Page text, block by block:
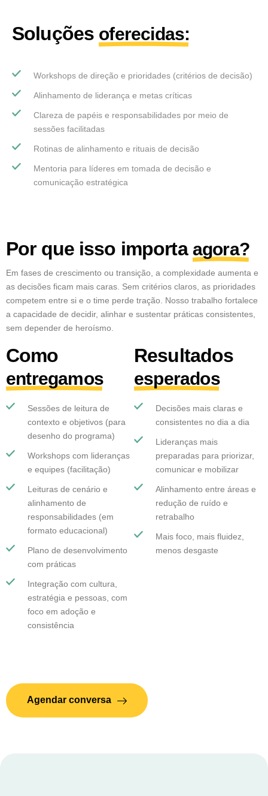
Soluções oferecidas:
Workshops de direção e prioridades (critérios de decisão)
Alinhamento de liderança e metas críticas
Clareza de papéis e responsabilidades por meio de
sessões facilitadas
Rotinas de alinhamento e rituais de decisão
Mentoria para líderes em tomada de decisão e
comunicação estratégica
Por que isso importa agora?
Em fases de crescimento ou transição, a complexidade aumenta e
as decisões ficam mais caras. Sem critérios claros, as prioridades
competem entre si e o time perde tração. Nosso trabalho fortalece
a capacidade de decidir, alinhar e sustentar práticas consistentes,
sem depender de heroísmo.
Como
entregamos
Sessões de leitura de
contexto e objetivos (para
desenho do programa)
Workshops com lideranças
e equipes (facilitação)
Leituras de cenário e
alinhamento de
responsabilidades (em
formato educacional)
Plano de desenvolvimento
com práticas
Integração com cultura,
estratégia e pessoas, com
foco em adoção e
consistência
Resultados
esperados
Decisões mais claras e
consistentes no dia a dia
Lideranças mais
preparadas para priorizar,
comunicar e mobilizar
Alinhamento entre áreas e
redução de ruído e
retrabalho
Mais foco, mais fluidez,
menos desgaste
Agendar conversa